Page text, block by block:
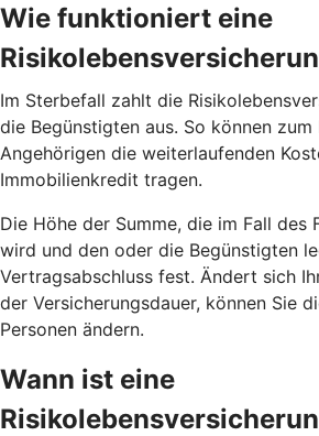
Wie funktioniert eine
Im Sterbefall zahlt die
die Begünstigten aus. So können zum
Angehörigen die weiterlaufenden
Immobilienkredit tragen.
Die Höhe der Summe, die im Fall des
wird und den oder die Begünstigten
Vertragsabschluss fest. Ändert sich
der Versicherungsdauer, können Sie
Personen ändern.
Wann ist eine